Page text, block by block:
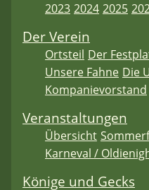
2023 2024 2025
Der Verein
Ortsteil Der
Unsere Fahne Die
Kompanievorstand
Veranstaltungen
Übersicht
Karneval /
Könige und Gecks